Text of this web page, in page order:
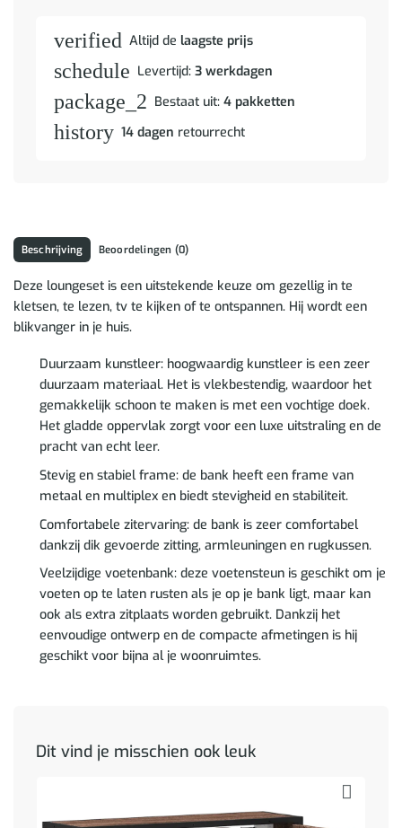
verified Altijd de laagste prijs
schedule Levertijd: 3 werkdagen
package_2 Bestaat uit: 4 pakketten
history 14 dagen retourrecht
Beschrijving Beoordelingen (0)
Deze loungeset is een uitstekende keuze om gezellig in te
kletsen, te lezen, tv te kijken of te ontspannen. Hij wordt een
blikvanger in je huis.
Duurzaam kunstleer: hoogwaardig kunstleer is een zeer
duurzaam materiaal. Het is vlekbestendig, waardoor het
gemakkelijk schoon te maken is met een vochtige doek.
Het gladde oppervlak zorgt voor een luxe uitstraling en de
pracht van echt leer.
Stevig en stabiel frame: de bank heeft een frame van
metaal en multiplex en biedt stevigheid en stabiliteit.
Comfortabele zitervaring: de bank is zeer comfortabel
dankzij dik gevoerde zitting, armleuningen en rugkussen.
Veelzijdige voetenbank: deze voetensteun is geschikt om je
voeten op te laten rusten als je op je bank ligt, maar kan
ook als extra zitplaats worden gebruikt. Dankzij het
eenvoudige ontwerp en de compacte afmetingen is hij
geschikt voor bijna al je woonruimtes.
Dit vind je misschien ook leuk